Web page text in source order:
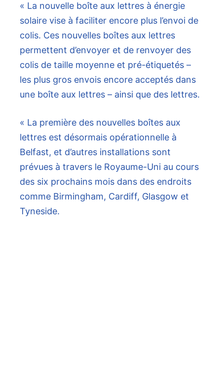
« La nouvelle boîte aux lettres à énergie
solaire vise à faciliter encore plus l’envoi de
colis. Ces nouvelles boîtes aux lettres
permettent d’envoyer et de renvoyer des
colis de taille moyenne et pré-étiquetés –
les plus gros envois encore acceptés dans
une boîte aux lettres – ainsi que des lettres.
« La première des nouvelles boîtes aux
lettres est désormais opérationnelle à
Belfast, et d’autres installations sont
prévues à travers le Royaume-Uni au cours
des six prochains mois dans des endroits
comme Birmingham, Cardiff, Glasgow et
Tyneside.